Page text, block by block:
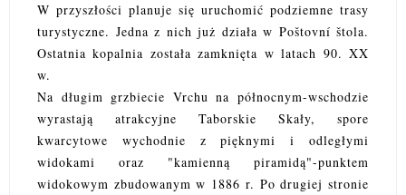
W przyszłości planuje się uruchomić podziemne trasy
turystyczne. Jedna z nich już działa w Poštovní štola.
Ostatnia kopalnia została zamknięta w latach 90. XX
w.
Na długim grzbiecie Vrchu na północnym-wschodzie
wyrastają atrakcyjne Taborskie Skały, spore
kwarcytowe wychodnie z pięknymi i odległymi
widokami oraz "kamienną piramidą"-punktem
widokowym zbudowanym w 1886 r. Po drugiej stronie